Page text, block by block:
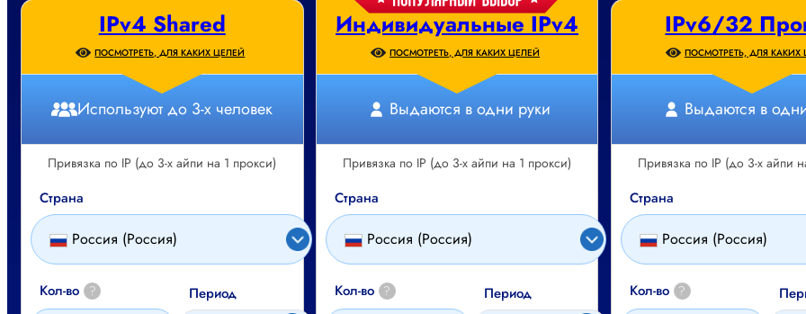
Индивидуальные IPv4
ПОСМОТРЕТЬ, ДЛЯ КАКИХ ЦЕЛЕЙ
Выдаются в одни руки
Привязка по IP (до 3-х айпи на 1 прокси)
Страна
Россия (Россия)
Кол-во ? Период
IPv4 Shared
ПОСМОТРЕТЬ, ДЛЯ КАКИХ ЦЕЛЕЙ
Используют до 3-х человек
Привязка по IP (до 3-х айпи на 1 прокси)
Страна
Россия (Россия)
Кол-во ? Период
IPv6/32
ПОСМОТРЕТЬ, ДЛЯ КАКИХ
Выдаются в
Привязка по IP (до 3-х айпи
Страна
Россия (Россия)
Кол-во ?